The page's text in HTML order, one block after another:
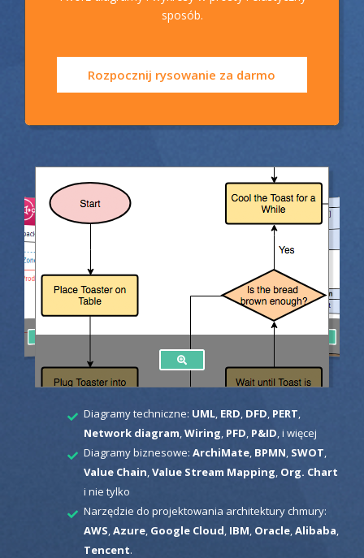
sposób.
Rozpocznij rysowanie za darmo
Diagramy techniczne: UML, ERD DFD PERT
Network diagram Wiring PFD P&ID , i więcej
Diagramy biznesowe: ArchiMate, BPMN SWOT
Value Chain Value Stream Mapping Org. Chart
i nie tylko
Narzędzie do projektowania architektury chmury:
AWS Azure, Google Cloud IBM Oracle, Alibaba
Tencent.